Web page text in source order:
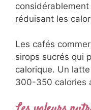
réduisant les
Les cafés
sirops sucrés qui
calorique. Un
300-350 calories